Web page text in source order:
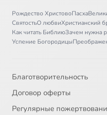
Рождество ХристовоПасха
СвятостьО любвиХристианский
Как читать БиблиюЗачем нужна
Успение Богородицы
Благотворительность
Договор оферты
Регулярные